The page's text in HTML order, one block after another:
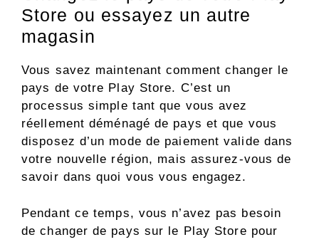
Store ou essayez un autre
magasin
Vous savez maintenant comment changer le
pays de votre Play Store. C’est un
processus simple tant que vous avez
réellement déménagé de pays et que vous
disposez d’un mode de paiement valide dans
votre nouvelle région, mais assurez-vous de
savoir dans quoi vous vous engagez.
Pendant ce temps, vous n’avez pas besoin
de changer de pays sur le Play Store pour